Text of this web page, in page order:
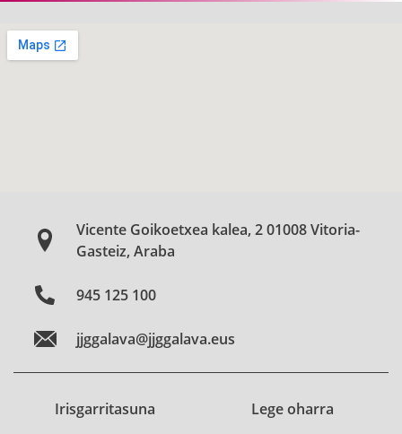
Vicente Goikoetxea kalea, 2 01008 Vitoria-
Gasteiz, Araba
945 125 100
jjggalava@jjggalava.eus
Irisgarritasuna Lege oharra